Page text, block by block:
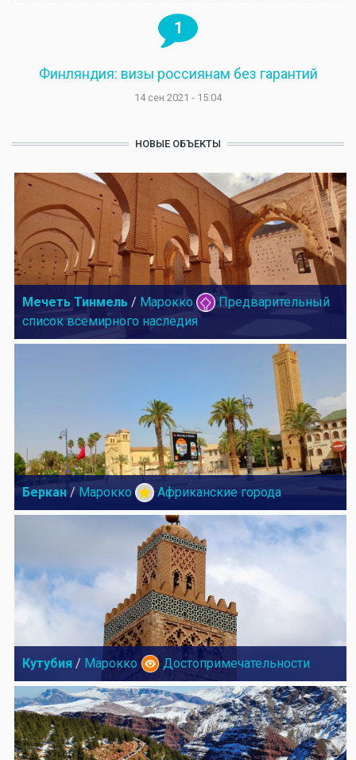
1
Финляндия: визы россиянам без гарантий
14 сен 2021 - 15:04
НОВЫЕ ОБЪЕКТЫ
Мечеть Тинмель / Марокко
Предварительный
список всемирного наследия
Беркан / Марокко Африканские города
Кутубия / Марокко Достопримечательности